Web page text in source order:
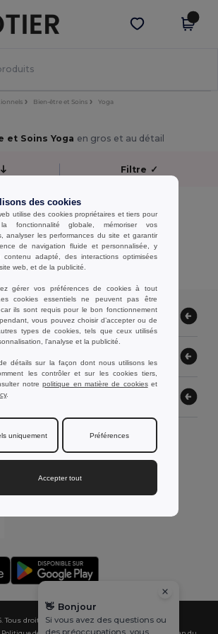
sur l’app !
Obtenir l'appli
Bien-être et Soins Yoga
et Soins Yoga en gros et au détail
Filtre ✓
Aucun résultat.
Aucun résultat.
De Tous Les Produits.
vous aider
Tous droits réservés
des cookies
utilise des cookies propriétaires et tiers pour
la fonctionnalité globale, mémoriser vos
analyser les performances du site et garantir
de navigation fluide et personnalisée, y
contenu adapté, des interactions optimisées
web, et de la publicité.
gérer vos préférences de cookies à tout
cookies essentiels ne peuvent pas être
ils sont requis pour le bon fonctionnement
vous pouvez choisir d’accepter ou de
types de cookies, tels que ceux utilisés
l'analyse et la publicité.
détails sur la façon dont nous utilisons les
les contrôler et sur les cookies tiers,
notrepolitique en matière de cookieset
.
uniquement Préférences
Accepter tout
👋 Bonjour
Si vous avez des questions ou
des préoccupations, vous